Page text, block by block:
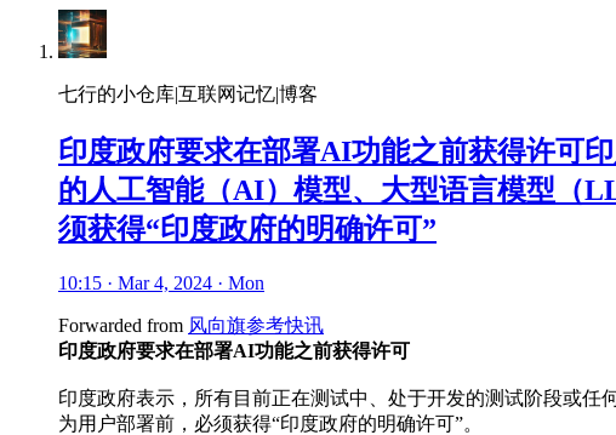
七行的小仓库|互联网记忆|博客
印度政府要求在部署AI功能之前获得许可
的人工智能（AI）模型、大型语言模型（
须获得“印度政府的明确许可”
10:15 · Mar 4, 2024 · Mon
Forwarded from 风向旗参考快讯
印度政府要求在部署AI功能之前获得许可
印度政府表示，所有目前正在测试中、处于开发的测试阶段或
为用户部署前，必须获得“印度政府的明确许可”。